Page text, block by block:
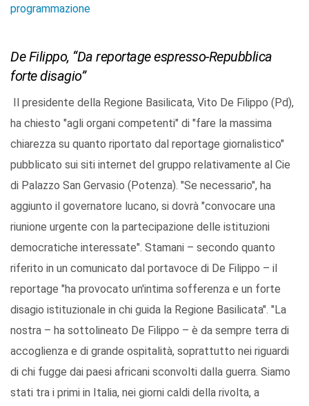
programmazione
De Filippo, “Da reportage espresso-Repubblica
forte disagio”
Il presidente della Regione Basilicata, Vito De Filippo (Pd),
ha chiesto "agli organi competenti" di "fare la massima
chiarezza su quanto riportato dal reportage giornalistico"
pubblicato sui siti internet del gruppo relativamente al Cie
di Palazzo San Gervasio (Potenza). "Se necessario", ha
aggiunto il governatore lucano, si dovrà "convocare una
riunione urgente con la partecipazione delle istituzioni
democratiche interessate". Stamani – secondo quanto
riferito in un comunicato dal portavoce di De Filippo – il
reportage "ha provocato un'intima sofferenza e un forte
disagio istituzionale in chi guida la Regione Basilicata". "La
nostra – ha sottolineato De Filippo – è da sempre terra di
accoglienza e di grande ospitalità, soprattutto nei riguardi
di chi fugge dai paesi africani sconvolti dalla guerra. Siamo
stati tra i primi in Italia, nei giorni caldi della rivolta, a